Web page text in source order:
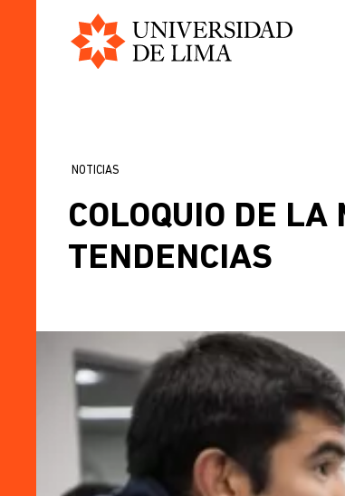
SOBRESCRIBIR
ENLACES
DE
LA
NAVEGACIÓN
NOTICIAS
COLOQUIO DE
TENDENCIAS